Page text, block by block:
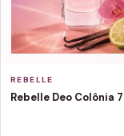
REBELLE
Rebelle Deo Colônia